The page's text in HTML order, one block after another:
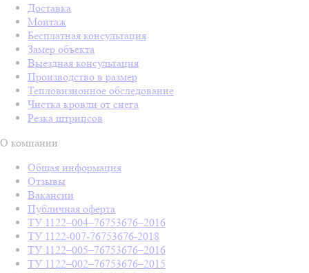
Доставка
Монтаж
Бесплатная консультация
Замер объекта
Выездная консультация
Производство в размер
Тепловизионное обследование
Чистка кровли от снега
Резка штрипсов
О компании
Общая информация
Отзывы
Вакансии
Публичная оферта
ТУ 1122–004–76753676–2016
ТУ 1122-007-76753676-2018
ТУ 1122–005–76753676–2016
ТУ 1122–002–76753676–2015